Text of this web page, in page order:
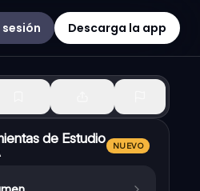
Descarga la app
de Estudio
NUEVO